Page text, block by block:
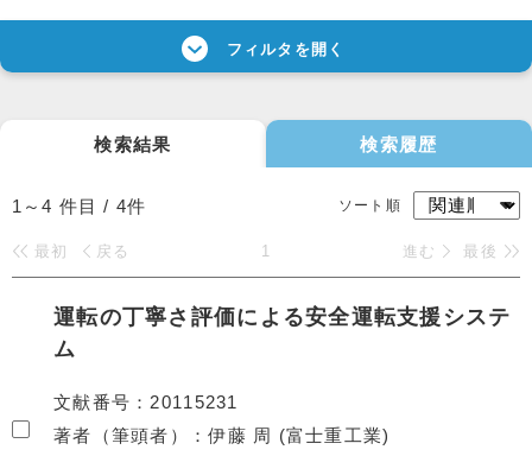
フィルタを開く
検索結果 検索履歴
1～4 件目 / 4件 ソート順
最初 戻る 1 進む 最後
運転の丁寧さ評価による安全運転支援システ
ム
文献番号
20115231
著者（筆頭者）
伊藤 周 (富士重工業)